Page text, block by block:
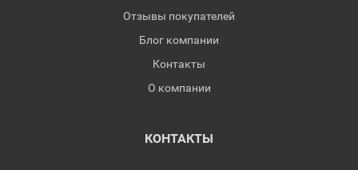
Отзывы покупателей
Блог компании
Контакты
О компании
КОНТАКТЫ